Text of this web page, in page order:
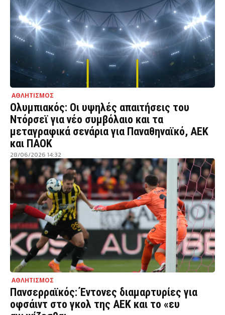
ΑΘΛΗΤΙΣΜΟΣ
Ολυμπιακός: Οι υψηλές απαιτήσεις του
Ντόρσεϊ για νέο συμβόλαιο και τα
μεταγραφικά σενάρια για Παναθηναϊκό, ΑΕΚ
και ΠΑΟΚ
28/06/2026 14:32
ΑΘΛΗΤΙΣΜΟΣ
Πανσερραϊκός: Έντονες διαμαρτυρίες για
οφσάιντ στο γκολ της ΑΕΚ και το «ευ